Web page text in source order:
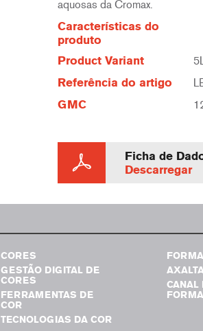
aquosas da Cromax.
Características do
produto
Product Variant
Referência do artigo
GMC
Ficha de
Descarregar
CORES
GESTÃO DIGITAL DE
CORES
FERRAMENTAS DE
COR
TECNOLOGIAS DA COR
CANAL